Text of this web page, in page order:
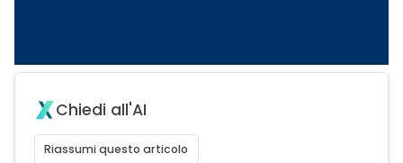
Chiedi all'AI
Riassumi questo articolo